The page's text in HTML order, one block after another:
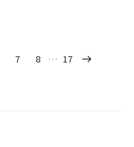
7 8 17 east